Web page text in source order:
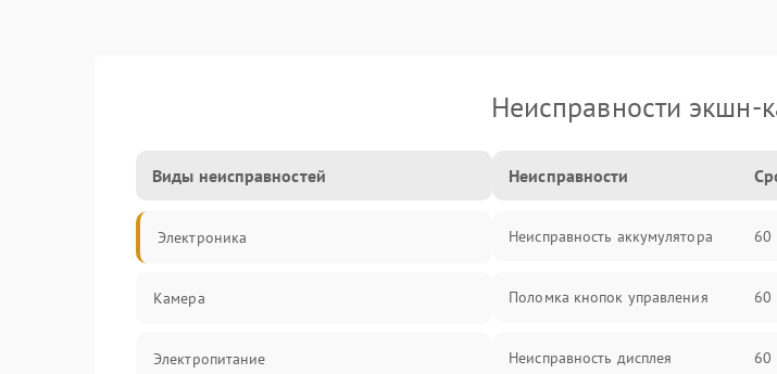
Неисправности
Виды неисправностей
Электроника
Камера
Электропитание
Неисправности
Неисправность аккумулятора 60
Поломка кнопок управления 60
Неисправность дисплея 60